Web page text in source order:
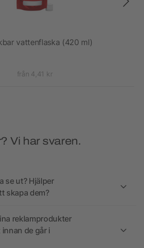
vattenflaska (420 ml)
från 4,41 kr
Vi har svaren.
se ut? Hjälper
skapa dem?
reklamprodukter
de går i